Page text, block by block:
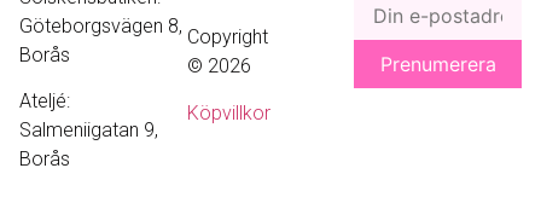
Göteborgsvägen 8,
Borås
Ateljé:
Salmeniigatan 9,
Borås
Copyright
© 2026
Köpvillkor